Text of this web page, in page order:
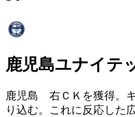
鹿児島ユナイテ
鹿児島 右ＣＫを獲得。
り込む。これに反応した